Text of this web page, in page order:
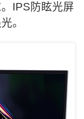
IPS防眩光屏
。